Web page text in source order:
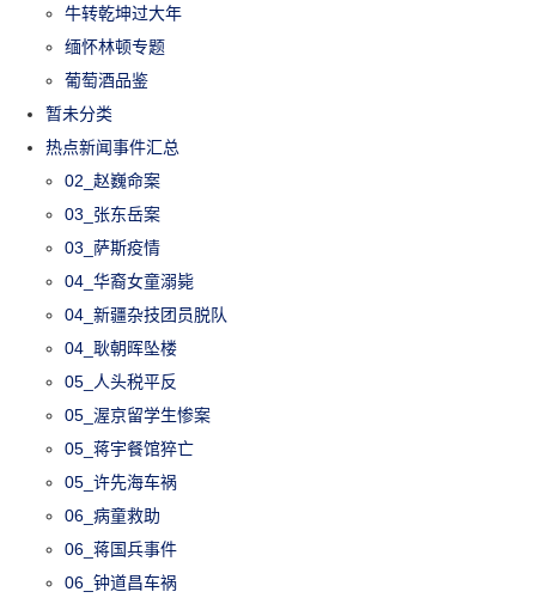
牛转乾坤过大年
缅怀林顿专题
葡萄酒品鉴
暂未分类
热点新闻事件汇总
02_赵巍命案
03_张东岳案
03_萨斯疫情
04_华裔女童溺毙
04_新疆杂技团员脱队
04_耿朝晖坠楼
05_人头税平反
05_渥京留学生惨案
05_蒋宇餐馆猝亡
05_许先海车祸
06_病童救助
06_蒋国兵事件
06_钟道昌车祸